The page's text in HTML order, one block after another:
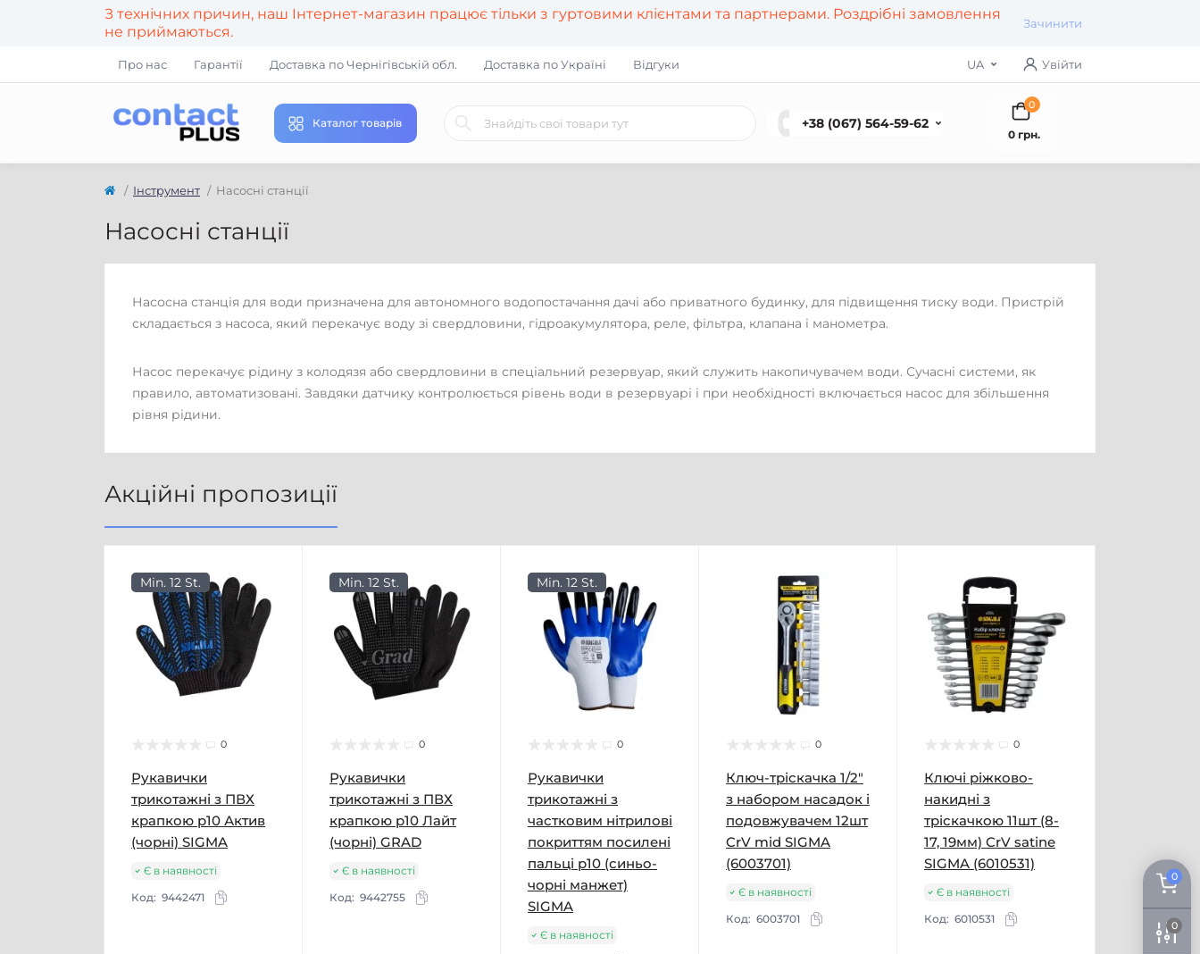
0
0
З технічних причин, наш Інтернет-магазин працює тільки з гуртовими клієнтами та партнерами. Роздрібні замовлення
не приймаються.
Зачинити
Про нас Гарантії Доставка по Чернігівській обл. Доставка по Україні Відгуки UA Увійти
Каталог товарів +38 (067) 564-59-62
0
0 грн.
Інструмент Насосні станції
Насосні станції
Насосна станція для води призначена для автономного водопостачання дачі або приватного будинку, для підвищення тиску води. Пристрій
складається з насоса, який перекачує воду зі свердловини, гідроакумулятора, реле, фільтра, клапана і манометра.
Насос перекачує рідину з колодязя або свердловини в спеціальний резервуар, який служить накопичувачем води. Сучасні системи, як
правило, автоматизовані. Завдяки датчику контролюється рівень води в резервуарі і при необхідності включається насос для збільшення
рівня рідини.
Акційні пропозиції
Min. 12 St.
0
Рукавички
трикотажні з ПВХ
крапкою р10 Актив
(чорні) SIGMA
Є в наявності
Код: 9442471
Min. 12 St.
0
Рукавички
трикотажні з ПВХ
крапкою р10 Лайт
(чорні) GRAD
Є в наявності
Код: 9442755
Min. 12 St.
0
Рукавички
трикотажні з
частковим нітрилові
покриттям посилені
пальці р10 (синьо-
чорні манжет)
SIGMA
Є в наявності
0
Ключ-тріскачка 1/2"
з набором насадок і
подовжувачем 12шт
CrV mid SIGMA
(6003701)
Є в наявності
Код: 6003701
0
Ключі ріжково-
накидні з
тріскачкою 11шт (8-
17, 19мм) CrV satine
SIGMA (6010531)
Є в наявності
Код: 6010531